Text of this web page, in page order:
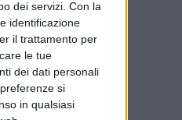
dei servizi. Con la
identificazione
il trattamento per
le tue
dei dati personali
si
in qualsiasi